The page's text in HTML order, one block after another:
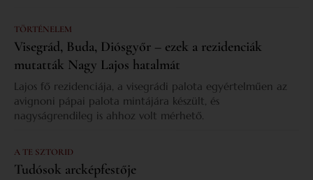
TÖRTÉNELEM
Visegrád, Buda, Diósgyőr – ezek a rezidenciák
mutatták Nagy Lajos hatalmát
Lajos fő rezidenciája, a visegrádi palota egyértelműen az
avignoni pápai palota mintájára készült, és
nagyságrendileg is ahhoz volt mérhető.
A TE SZTORID
Tudósok arcképfestője